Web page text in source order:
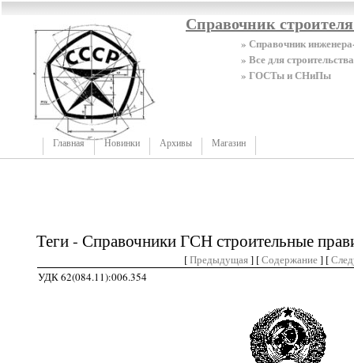
Справочник
» Справочник
» Все для строительства
» ГОСТы и СНиПы
Главная Новинки Архивы Магазин
Теги - Справочники ГСН строительные
[Предыдущая] [Содержание] [
УДК 62(084.11):006.354